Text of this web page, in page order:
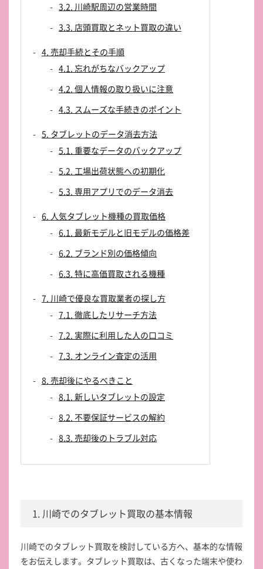
3.2. 川崎駅周辺の営業時間
3.3. 店頭買取とネット買取の違い
4. 売却手続とその手順
4.1. 忘れがちなバックアップ
4.2. 個人情報の取り扱いに注意
4.3. スムーズな手続きのポイント
5. タブレットのデータ消去方法
5.1. 重要なデータのバックアップ
5.2. 工場出荷状態への初期化
5.3. 専用アプリでのデータ消去
6. 人気タブレット機種の買取価格
6.1. 最新モデルと旧モデルの価格差
6.2. ブランド別の価格傾向
6.3. 特に高価買取される機種
7. 川崎で優良な買取業者の探し方
7.1. 徹底したリサーチ方法
7.2. 実際に利用した人の口コミ
7.3. オンライン査定の活用
8. 売却後にやるべきこと
8.1. 新しいタブレットの設定
8.2. 不要保証サービスの解約
8.3. 売却後のトラブル対応
1. 川崎でのタブレット買取の基本情報
川崎でのタブレット買取を検討している方へ、基本的な情報
をお伝えします。タブレット買取は、古くなった端末や使わ